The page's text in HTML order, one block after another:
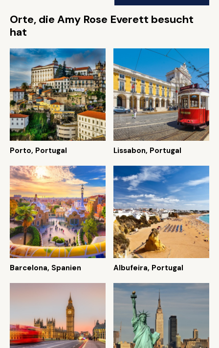
Orte, die Amy Rose Everett besucht
hat
Porto, Portugal Lissabon, Portugal
Barcelona, Spanien Albufeira, Portugal